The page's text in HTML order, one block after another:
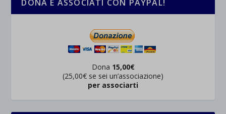
DONA E ASSOCIATI CON PAYPAL!
Dona 15,00€
(25,00€ se sei un’associazione)
per associarti